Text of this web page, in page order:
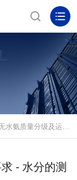
质量分级及运输要求 - 水分的测定
- 水分的测